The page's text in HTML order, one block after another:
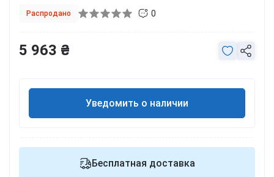
Распродано 0
5 963 ₴
Уведомить о наличии
Бесплатная доставка